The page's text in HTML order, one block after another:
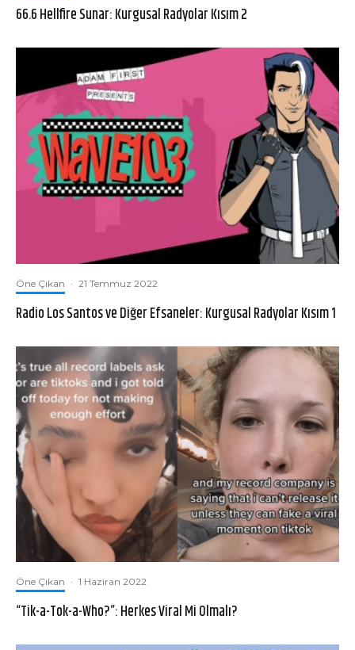
66.6 Hellfire Sunar: Kurgusal Radyolar Kısım 2
Öne Çıkan · 21 Temmuz 2022
Radio Los Santos ve Diğer Efsaneler: Kurgusal Radyolar Kısım 1
Öne Çıkan · 1 Haziran 2022
“Tik-a-Tok-a-Who?”: Herkes Viral Mi Olmalı?